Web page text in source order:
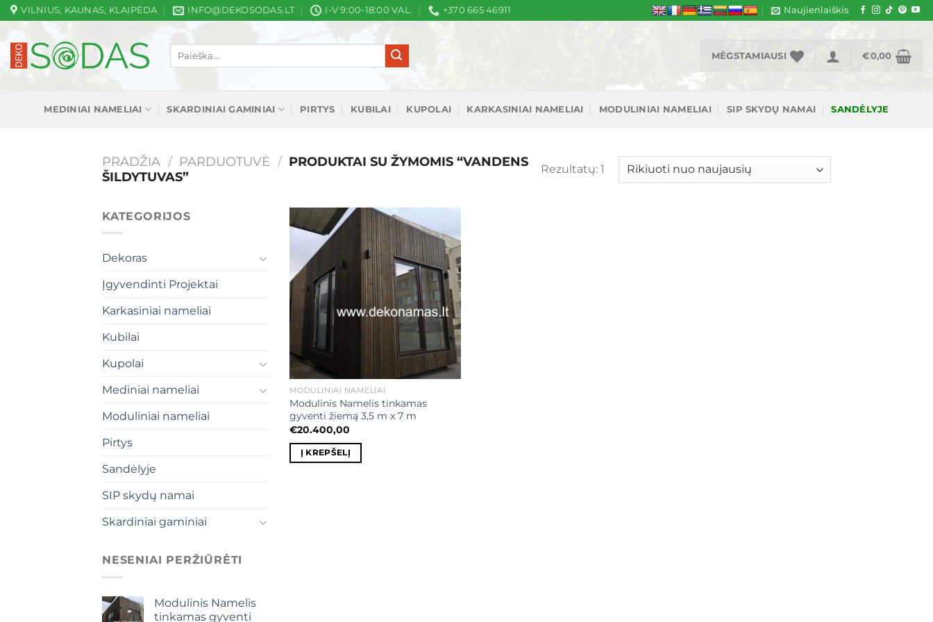
Skip
to
content
VILNIUS, KAUNAS, KLAIPĖDA INFO@DEKOSODAS.LT I-V 9:00-18:00 VAL. +370 665 46911 Naujienlaiškis
Ieškoti:
MĖGSTAMIAUSI €0,00
MEDINIAI NAMELIAI SKARDINIAI GAMINIAI PIRTYS KUBILAI KUPOLAI KARKASINIAI NAMELIAI MODULINIAI NAMELIAI SIP SKYDŲ NAMAI SANDĖLYJE
PRADŽIA / PARDUOTUVĖ / PRODUKTAI SU ŽYMOMIS “VANDENS
ŠILDYTUVAS”
Rezultatų: 1
KATEGORIJOS
Dekoras
Įgyvendinti Projektai
Karkasiniai nameliai
Kubilai
Kupolai
Mediniai nameliai
Moduliniai nameliai
Pirtys
Sandėlyje
SIP skydų namai
Skardiniai gaminiai
NESENIAI PERŽIŪRĖTI
Modulinis Namelis
tinkamas gyventi
Mėgstamiausias
MODULINIAI NAMELIAI
Modulinis Namelis tinkamas
gyventi žiemą 3,5 m x 7 m
€20.400,00
Į KREPŠELĮ